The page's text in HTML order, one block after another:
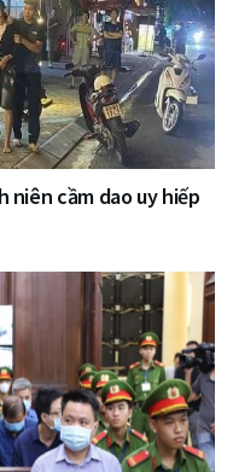
niên cầm dao uy hiếp